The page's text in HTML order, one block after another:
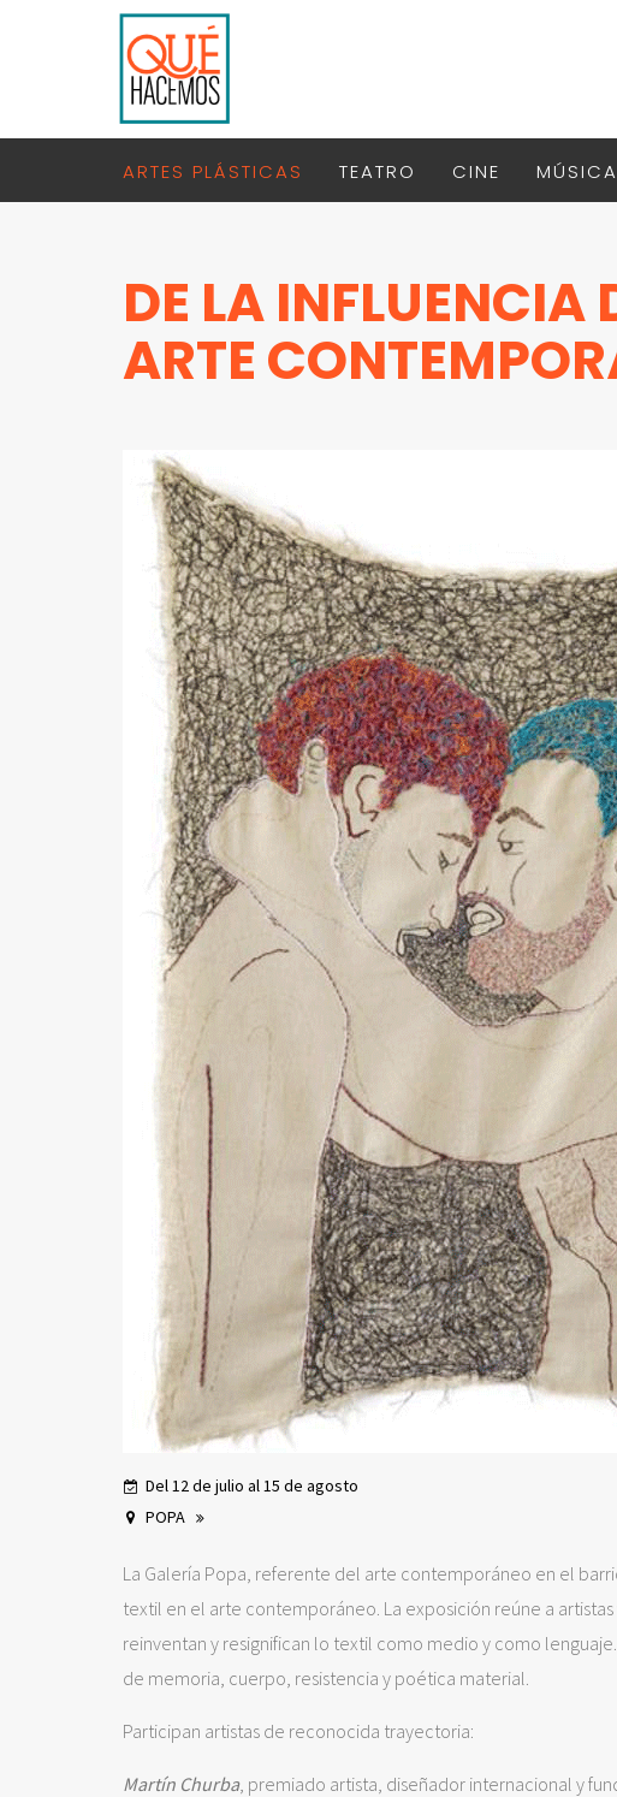
ARTES PLÁSTICAS TEATRO CINE MÚSICA
DE LA INFLUENCIA
ARTE
Del 12 de julio al 15 de agosto
POPA
La Galería Popa, referente del arte contemporáneo en el
textil en el arte contemporáneo. La exposición reúne a
reinventan y resignifican lo textil como medio y como
de memoria, cuerpo, resistencia y poética material.
Participan artistas de reconocida trayectoria:
Martín Churba, premiado artista, diseñador internacional y